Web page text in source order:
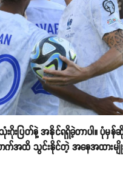
းဂိုးပြတ်နဲ့ အနိုင်ရရှိခဲ့တာပါ။
ာက်အထိ သွင်းနိုင်တဲ့ အနေအထားမ